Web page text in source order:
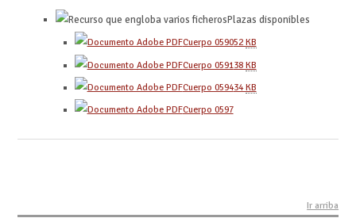
Plazas disponibles
Cuerpo 059052 KB
Cuerpo 0591 38 KB
Cuerpo 059434KB
Cuerpo 0597
Ir arriba